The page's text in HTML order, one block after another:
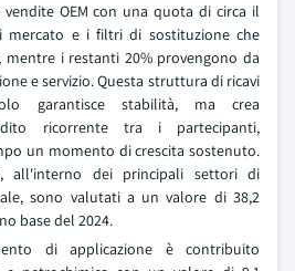
OEM con una quota di circa il
mercato e i filtri di sostituzione che
mentre i restanti 20% provengono da
e servizio. Questa struttura di ricavi
garantisce stabilità, ma crea
ricorrente tra i partecipanti,
un momento di crescita sostenuto.
all'interno dei principali settori di
sono valutati a un valore di 38,2
base del 2024.
di applicazione è contribuito